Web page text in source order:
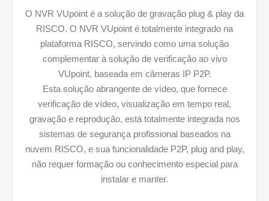
O NVR VUpoint é a solução de gravação plug & play da
RISCO. O NVR VUpoint é totalmente integrado na
plataforma RISCO, servindo como uma solução
complementar à solução de verificação ao vivo
VUpoint, baseada em câmeras IP P2P.
Esta solução abrangente de vídeo, que fornece
verificação de vídeo, visualização em tempo real,
gravação e reprodução, está totalmente integrada nos
sistemas de segurança profissional baseados na
nuvem RISCO, e sua funcionalidade P2P, plug and play,
não requer formação ou conhecimento especial para
instalar e manter.